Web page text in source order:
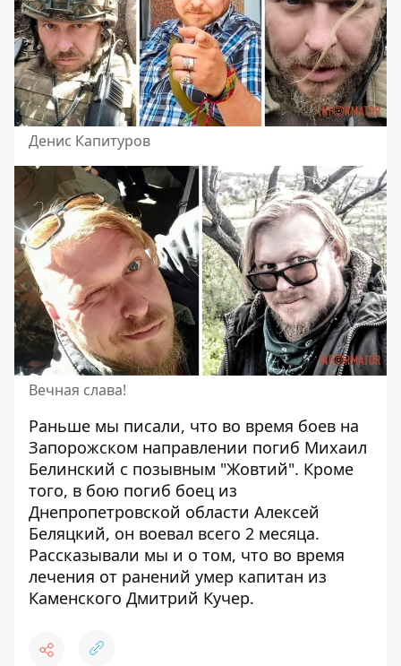
Денис Капитуров
Вечная слава!
Раньше мы писали, что во время боев на
Запорожском направлении погиб Михаил
Белинский с позывным "Жовтий". Кроме
того, в бою погиб боец ​​из
Днепропетровской области Алексей
Беляцкий, он воевал всего 2 месяца.
Рассказывали мы и о том, что во время
лечения от ранений умер капитан из
Каменского Дмитрий Кучер.